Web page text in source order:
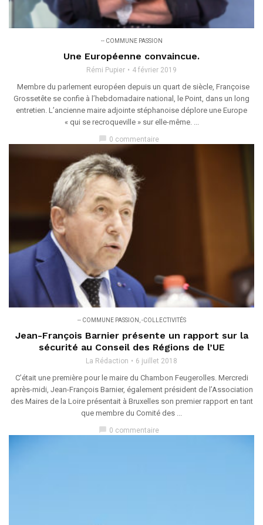
-- COMMUNE PASSION
Une Européenne convaincue.
Rémi Pupier 4 février 2019
Membre du parlement européen depuis un quart de siècle, Françoise
Grossetête se confie à l’hebdomadaire national, le Point, dans un long
entretien. L’ancienne maire adjointe stéphanoise déplore une Europe
« qui se recroqueville » sur elle-même. ...
0 commentaire
-- COMMUNE PASSION -COLLECTIVITÉS
Jean-François Barnier présente un rapport sur la
sécurité au Conseil des Régions de l’UE
La Rédaction 6 juillet 2018
C’était une première pour le maire du Chambon Feugerolles. Mercredi
après-midi, Jean-François Barnier, également président de l’Association
des Maires de la Loire présentait à Bruxelles son premier rapport en tant
que membre du Comité des ...
chat_bubble 0 commentaire